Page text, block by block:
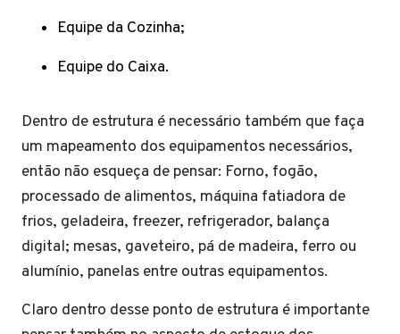
Equipe da Cozinha;
Equipe do Caixa.
Dentro de estrutura é necessário também que faça
um mapeamento dos equipamentos necessários,
então não esqueça de pensar: Forno, fogão,
processado de alimentos, máquina fatiadora de
frios, geladeira, freezer, refrigerador, balança
digital; mesas, gaveteiro, pá de madeira, ferro ou
alumínio, panelas entre outras equipamentos.
Claro dentro desse ponto de estrutura é importante